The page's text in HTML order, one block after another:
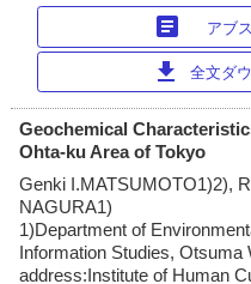
article アブ
download 全文ダ
Geochemical
Ohta-ku Area of Tokyo
Genki I.MATSUMOTO1)2),
NAGURA1)
1)Department of
Information Studies,
address:Institute of Human